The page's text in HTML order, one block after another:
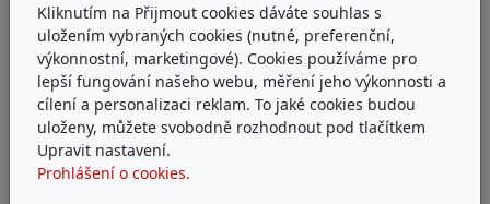
Kliknutím na Přijmout cookies dáváte souhlas s
uložením vybraných cookies (nutné, preferenční,
výkonnostní, marketingové). Cookies používáme pro
lepší fungování našeho webu, měření jeho výkonnosti a
cílení a personalizaci reklam. To jaké cookies budou
uloženy, můžete svobodně rozhodnout pod tlačítkem
Upravit nastavení.
Prohlášení o cookies.